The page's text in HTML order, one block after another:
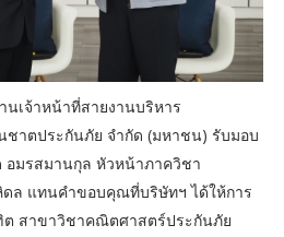
เจ้าหน้าที่สายงานบริหาร
าตประกันภัย จำกัด (มหาชน) รับมอบ
อมรสมานกุล หัวหน้าภาควิชา
ล แทนคำขอบคุณที่บริษัทฯ ได้ให้การ
สาขาวิชาคณิตศาสตร์ประกันภัย